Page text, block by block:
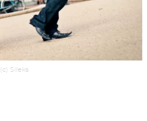
(c) Sileks